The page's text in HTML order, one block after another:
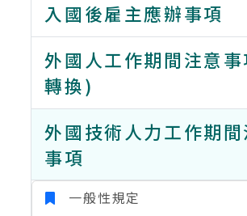
入國後雇主應辦事項
外國人工作期間注意
轉換)
外國技術人力工作期間
事項
一般性規定